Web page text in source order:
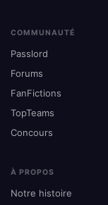
COMMUNAUTÉ
Passlord
Forums
FanFictions
TopTeams
Concours
À PROPOS
Notre histoire